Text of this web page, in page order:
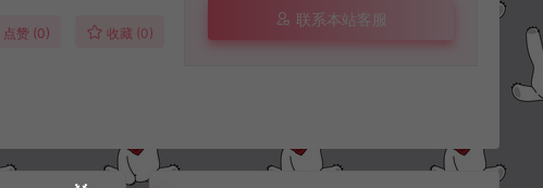
点赞 (0) 收藏 (0)
联系本站客服